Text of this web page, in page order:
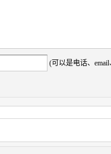
(可以是电话、email